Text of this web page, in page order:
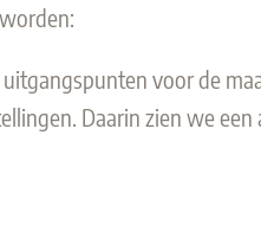
voor de
Daarin zien we